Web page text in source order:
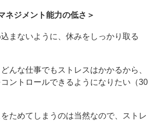
ジメント能力の低さ＞
込まないように、休みをしっかり取る
んな仕事でもストレスはかかるから、
ントロールできるようになりたい（30
をためてしまうのは当然なので、ストレ